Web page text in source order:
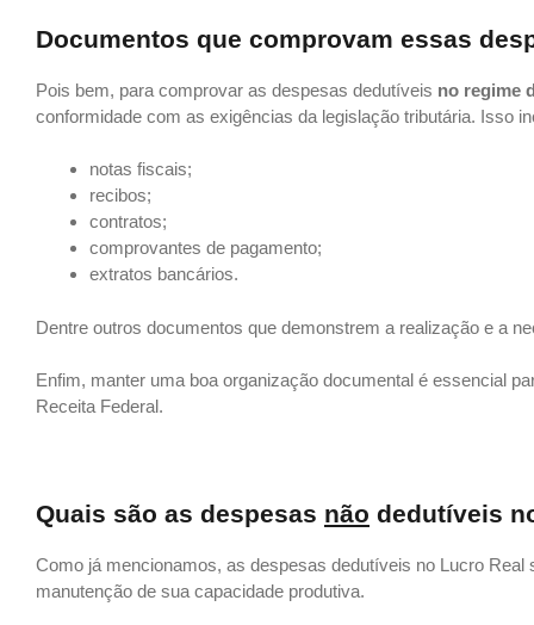
Documentos que comprovam essas
Pois bem, para comprovar as despesas dedutíveis no regime
conformidade com as exigências da legislação tributária. Isso
notas fiscais;
recibos;
contratos;
comprovantes de pagamento;
extratos bancários.
Dentre outros documentos que demonstrem a realização e a
Enfim, manter uma boa organização documental é essencial
Receita Federal.
Quais são as despesas não dedutíveis
Como já mencionamos, as despesas dedutíveis no Lucro
manutenção de sua capacidade produtiva.